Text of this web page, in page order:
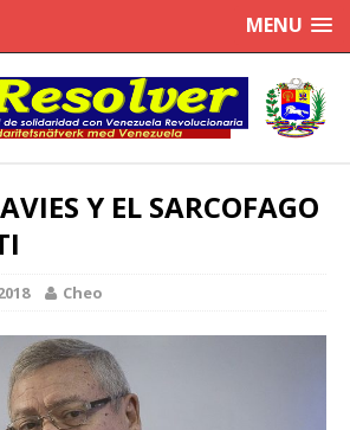
MENU
Y EL SARCOFAGO
Cheo